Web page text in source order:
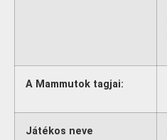
A Mammutok tagjai:
Játékos neve